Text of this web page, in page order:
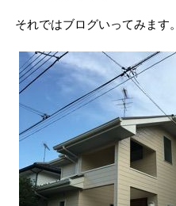
それではブログいってみます。